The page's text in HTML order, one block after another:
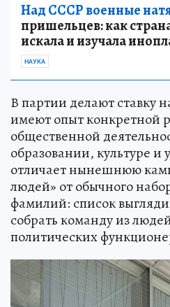
Над СССР военные
пришельцев: как
искала и изучала
НАУКА
В партии делают ставку
имеют опыт конкретной
общественной
образовании, культуре и
отличает нынешнюю
людей» от обычного
фамилий: список
собрать команду из
политических